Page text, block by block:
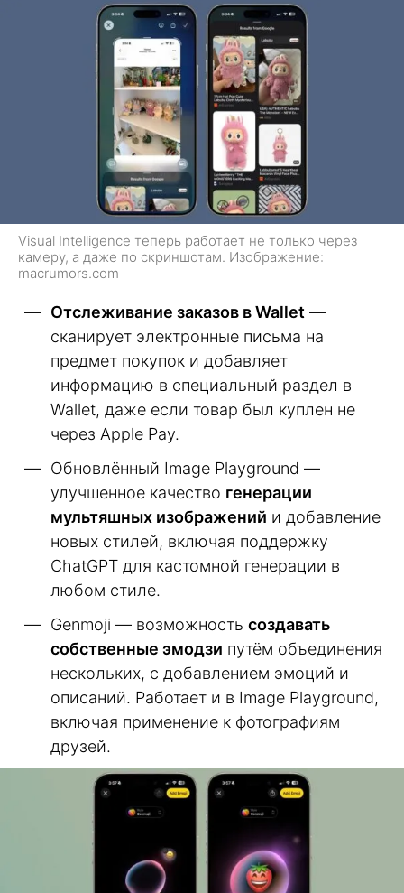
Visual Intelligence теперь работает не только через
камеру, а даже по скриншотам. Изображение:
macrumors.com
Отслеживание заказов в Wallet —
сканирует электронные письма на
предмет покупок и добавляет
информацию в специальный раздел в
Wallet, даже если товар был куплен не
через Apple Pay.
Обновлённый Image Playground —
улучшенное качество генерации
мультяшных изображений и добавление
новых стилей, включая поддержку
ChatGPT для кастомной генерации в
любом стиле.
Genmoji — возможность создавать
собственные эмодзи путём объединения
нескольких, с добавлением эмоций и
описаний. Работает и в Image Playground,
включая применение к фотографиям
друзей.